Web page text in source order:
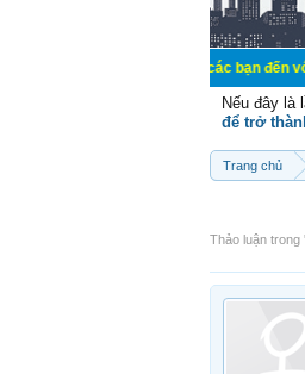
Chào mừng các bạn đến với Diễn
Nếu đây là
để trở
Trang chủ
Thảo luận trong '